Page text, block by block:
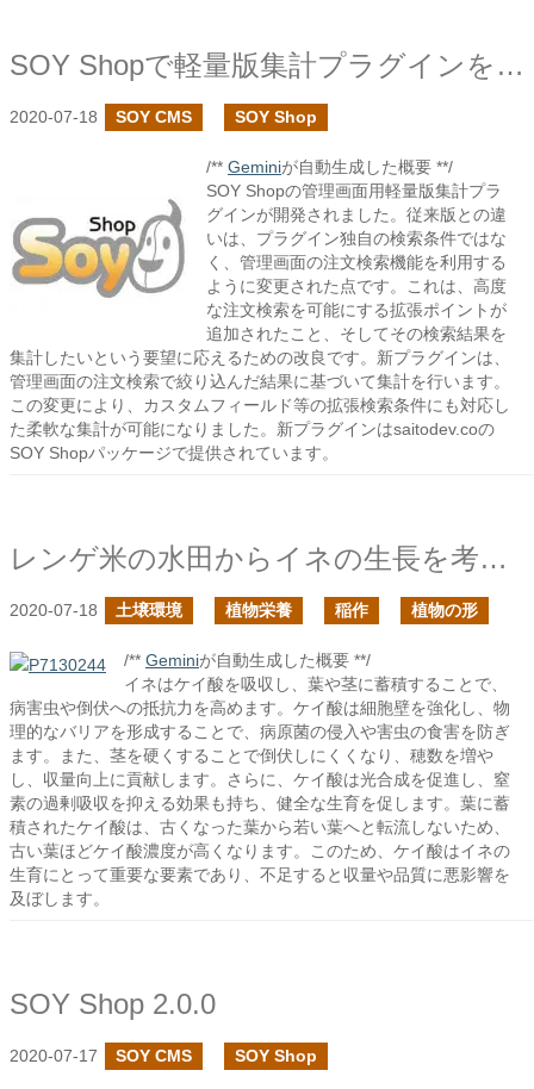
SOY Shopで軽量版集計プラグインを作成しました
2020-07-18 SOY CMS SOY Shop
/** Geminiが自動生成した概要 **/
SOY Shopの管理画面用軽量版集計プラ
グインが開発されました。従来版との違
いは、プラグイン独自の検索条件ではな
く、管理画面の注文検索機能を利用する
ように変更された点です。これは、高度
な注文検索を可能にする拡張ポイントが
追加されたこと、そしてその検索結果を
集計したいという要望に応えるための改良です。新プラグインは、
管理画面の注文検索で絞り込んだ結果に基づいて集計を行います。
この変更により、カスタムフィールド等の拡張検索条件にも対応し
た柔軟な集計が可能になりました。新プラグインはsaitodev.coの
SOY Shopパッケージで提供されています。
レンゲ米の水田からイネの生長を考える
2020-07-18 土壌環境 植物栄養 稲作 植物の形
/** Geminiが自動生成した概要 **/
イネはケイ酸を吸収し、葉や茎に蓄積することで、
病害虫や倒伏への抵抗力を高めます。ケイ酸は細胞壁を強化し、物
理的なバリアを形成することで、病原菌の侵入や害虫の食害を防ぎ
ます。また、茎を硬くすることで倒伏しにくくなり、穂数を増や
し、収量向上に貢献します。さらに、ケイ酸は光合成を促進し、窒
素の過剰吸収を抑える効果も持ち、健全な生育を促します。葉に蓄
積されたケイ酸は、古くなった葉から若い葉へと転流しないため、
古い葉ほどケイ酸濃度が高くなります。このため、ケイ酸はイネの
生育にとって重要な要素であり、不足すると収量や品質に悪影響を
及ぼします。
SOY Shop 2.0.0
2020-07-17 SOY CMS SOY Shop